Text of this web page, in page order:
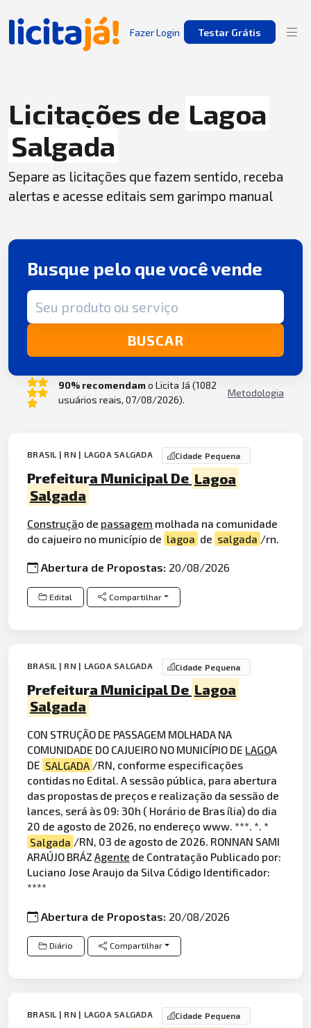
Fazer Login Testar Grátis
Licitações de Lagoa
Salgada
Separe as licitações que fazem sentido, receba
alertas e acesse editais sem garimpo manual
Busque pelo que você vende
Termo de busca
BUSCAR
90% recomendamo Licita Já (1082
usuários reais, 07/08/2026).
Metodologia
BRASIL | RN | LAGOA SALGADA Cidade Pequena
Prefeitura Municipal De Lagoa
Salgada
Construção de passagem molhada na comunidade
do cajueiro no município de lagoa de salgada /rn.
Abertura de Propostas: 20/08/2026
Edital Compartilhar
BRASIL | RN | LAGOA SALGADA Cidade Pequena
Prefeitura Municipal De Lagoa
Salgada
CON STRUÇÃO DE PASSAGEM MOLHADA NA
COMUNIDADE DO CAJUEIRO NO MUNICÍPIO DE LAGOA
DE SALGADA /RN, conforme especificações
contidas no Edital. A sessão pública, para abertura
das propostas de preços e realização da sessão de
lances, será às 09: 30h ( Horário de Bras ília) do dia
20 de agosto de 2026, no endereço www. ***. *. *
Salgada /RN, 03 de agosto de 2026. RONNAN SAMI
ARAÚJO BRÁZAgente de Contratação Publicado por:
Luciano Jose Araujo da Silva Código Identificador:
****
Abertura de Propostas: 20/08/2026
Diário Compartilhar
BRASIL | RN | LAGOA SALGADA Cidade Pequena